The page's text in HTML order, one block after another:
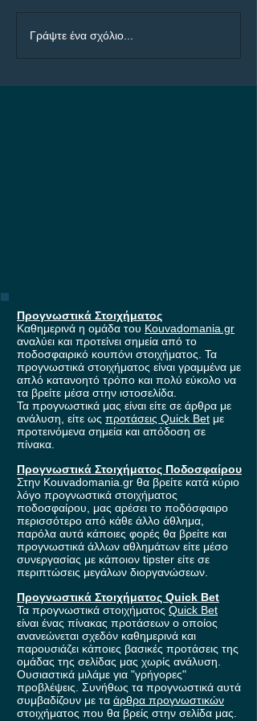
ΠΑΟΚ - Άντερλεχτ Bet
Γράψτε ένα σχόλιο...
Προγνωστικά Στοιχήματος
Καθημερινά η ομάδα του Kouvadomania.gr
αναλύει και προτείνει σημεία από το
ποδοσφαιρικό κουπόνι στοιχήματος. Τα
προγνωστικά στοιχήματος είναι γραμμένα με
απλό κατανοητό τρόπο και πολύ εύκολο να
τα βρείτε μέσα στην ιστοσελίδα.
Τα προγνωστικά μας είναι είτε σε άρθρα με
ανάλυση, είτε ως προτάσεις Quick Bet με
προτεινόμενα σημεία και απόδοση σε
πίνακα.
Προγνωστικά Στοιχήματος Ποδοσφαίρου
Στην Kouvadomania.gr θα βρείτε κατά κύριο
λόγο προγνωστικά στοιχήματος
ποδοσφαίρου, μας αρέσει το ποδόσφαιρο
περισσότερο από κάθε άλλο άθλημα,
παρόλα αυτά κάποιες φορές θα βρείτε και
προγνωστικά άλλων αθλημάτων είτε μέσο
συνεργασίας με κάποιον tipster είτε σε
περιπτώσεις μεγάλων διοργανώσεων.
Προγνωστικά Στοιχήματος Quick Bet
Τα προγνωστικά στοιχήματος Quick Bet
είναι ένας πίνακας προτάσεων ο οποίος
ανανεώνεται σχεδόν καθημερινά και
παρουσιάζει κάποιες βασικές προτάσεις της
ομάδας της σελίδας μας χωρίς ανάλυση.
Ουσιαστικά μιλάμε για "γρήγορες"
προβλέψεις. Συνήθως τα προγνωστικά αυτά
συμβαδίζουν με τα άρθρα προγνωστικών
στοιχήματος που θα βρείς στην σελίδα μας.